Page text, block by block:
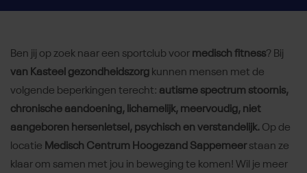
Ben jij op zoek naar een sportclub voor medisch fitness? Bij
van Kasteel gezondheidszorg kunnen mensen met de
volgende beperkingen terecht: autisme spectrum stoornis,
chronische aandoening, lichamelijk, meervoudig, niet
aangeboren hersenletsel, psychisch en verstandelijk. Op de
locatie Medisch Centrum Hoogezand Sappemeerstaan ze
klaar om samen met jou in beweging te komen! Wil je meer